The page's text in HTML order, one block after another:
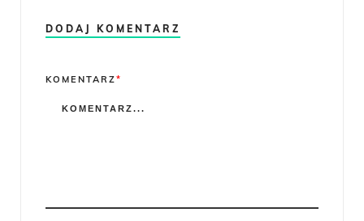
DODAJ KOMENTARZ
Comment
KOMENTARZ*